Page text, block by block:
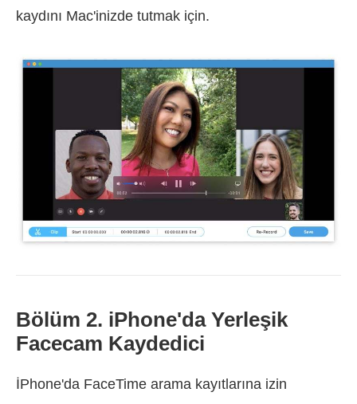
kaydını Mac'inizde tutmak için.
Bölüm 2. iPhone'da Yerleşik
Facecam Kaydedici
İPhone'da FaceTime arama kayıtlarına izin